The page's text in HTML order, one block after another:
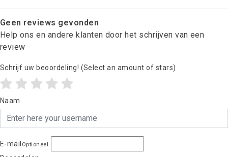
Geen reviews gevonden
Help ons en andere klanten door het schrijven van een
review
Schrijf uw beoordeling! (Select an amount of stars)
Naam
E-mail Optioneel